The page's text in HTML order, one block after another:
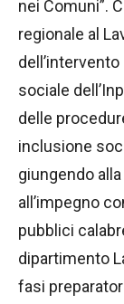
nei Comuni”.
regionale al
sociale
delle
inclusione
giungendo
all’impegno
pubblici
dipartimento
fasi